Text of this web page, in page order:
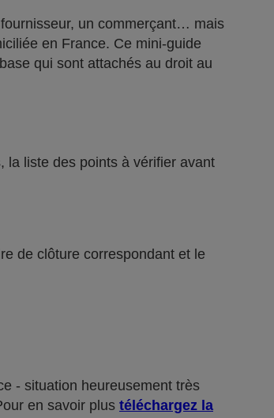
un commerçant… mais
en France. Ce mini-guide
qui sont attachés au droit au
la liste des points à vérifier avant
de clôture correspondant et le
- situation heureusement très
en savoir plus téléchargez la